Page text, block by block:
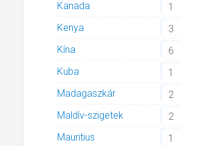
Kanada
1
Kenya
3
Kína
6
Kuba
1
Madagaszkár
2
Maldív-szigetek
2
Mauritius
1